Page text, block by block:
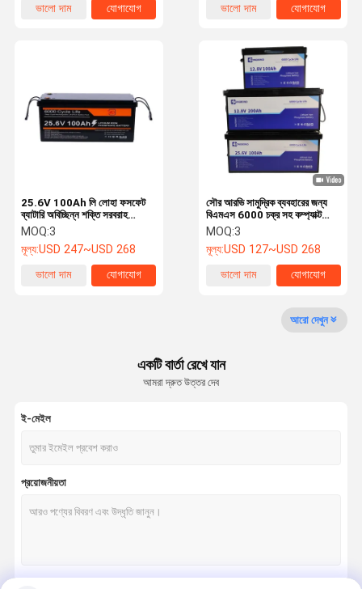
কারখানা পরিদর্শন
গুণমান নিয়ন্ত্রণ
আমাদের সাথে
যোগাযোগ
খবর মামলা
ভালো দাম
যোগাযোগ
ভালো দাম
যোগাযোগ
সৌর আরভি সামুদ্রিক ব্যবহারের জন্য
বিএমএস 6000 চক্র সহ কম্প্যাক্ট
লাইফপো 4 ব্যাটারি প্যাক
MOQ:3
মূল্য:USD 127~USD 268
ভালো দাম
যোগাযোগ
25.6V 100Ah লি লোহা ফসফেট
ব্যাটারি অবিচ্ছিন্ন শক্তি সরবরাহ
LiFePO4 ব্যাটারি
MOQ:3
মূল্য:USD 247~USD 268
ভালো দাম
যোগাযোগ
আরো দেখুন
একটি বার্তা রেখে যান
আমরা দ্রুত উত্তর দেব
ই-মেইল
প্রয়োজনীয়তা